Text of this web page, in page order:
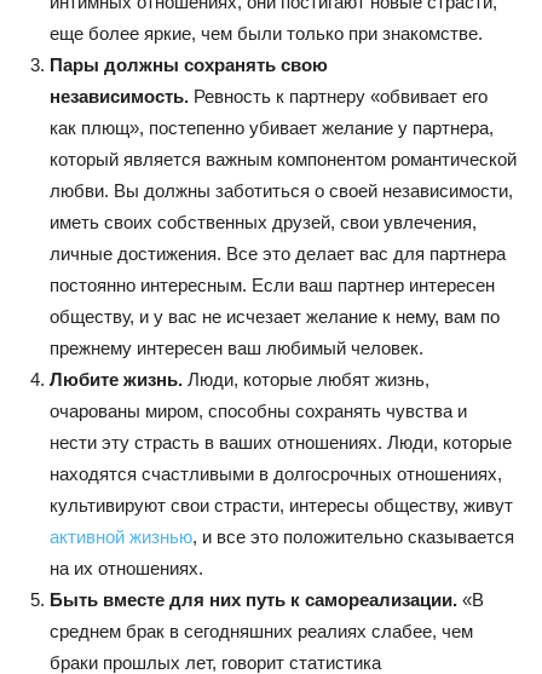
еще более яркие, чем были только при знакомстве.
Пары должны сохранять свою
независимость. Ревность к партнеру «обвивает его
как плющ», постепенно убивает желание у партнера,
который является важным компонентом романтической
любви. Вы должны заботиться о своей независимости,
иметь своих собственных друзей, свои увлечения,
личные достижения. Все это делает вас для партнера
постоянно интересным. Если ваш партнер интересен
обществу, и у вас не исчезает желание к нему, вам по
прежнему интересен ваш любимый человек.
Любите жизнь. Люди, которые любят жизнь,
очарованы миром, способны сохранять чувства и
нести эту страсть в ваших отношениях. Люди, которые
находятся счастливыми в долгосрочных отношениях,
культивируют свои страсти, интересы обществу, живут
активной жизнью, и все это положительно сказывается
на их отношениях.
Быть вместе для них путь к самореализации. «В
среднем брак в сегодняшних реалиях слабее, чем
браки прошлых лет, говорит статистика